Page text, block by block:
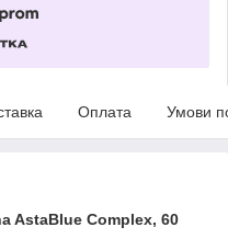
Оплата Умови
AstaBlue Complex, 60